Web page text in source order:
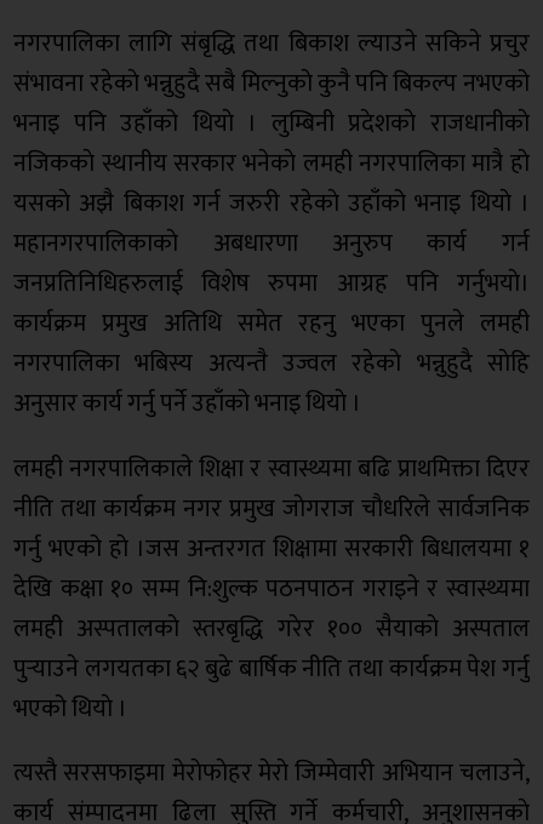
नगरपालिका लागि संबृद्धि तथा बिकाश ल्याउने सकिने प्रचुर
संभावना रहेकाे भन्नुहुदै सबै मिल्नुकाे कुनै पनि बिकल्प नभएको
भनाइ पनि उहाँको थियाे । लुम्बिनी प्रदेशकाे राजधानीकाे
नजिककाे स्थानीय सरकार भनेकाे लमही नगरपालिका मात्रै हाे
यसकाे अझै बिकाश गर्न जरुरी रहेकाे उहाँको भनाइ थियाे ।
महानगरपालिकाकाे अबधारणा अनुरुप कार्य गर्न
जनप्रतिनिधिहरुलाई विशेष रुपमा आग्रह पनि गर्नुभयाे।
कार्यक्रम प्रमुख अतिथि समेत रहनु भएका पुनले लमही
नगरपालिका भबिस्य अत्यन्तै उज्वल रहेकाे भन्नुहुदै साेहि
अनुसार कार्य गर्नु पर्ने उहाँको भनाइ थियाे ।
लमही नगरपालिकाले शिक्षा र स्वास्थ्यमा बढि प्राथमिक्ता दिएर
नीति तथा कार्यक्रम नगर प्रमुख जाेगराज चाैधरिले सार्वजनिक
गर्नु भएको हाे ।जस अन्तरगत शिक्षामा सरकारी बिधालयमा १
देखि कक्षा १० सम्म नि:शुल्क पठनपाठन गराइने र स्वास्थ्यमा
लमही अस्पतालकाे स्तरबृद्धि गरेर १०० सैयाकाे अस्पताल
पुर्‍याउने लगयतका ६२ बुढे बार्षिक नीति तथा कार्यक्रम पेश गर्नु
भएको थियाे ।
त्यस्तै सरसफाइमा मेराेफाेहर मेराे जिम्मेवारी अभियान चलाउने,
कार्य संम्पादनमा ढिला सुस्ति गर्ने कर्मचारी, अनुशासनकाे